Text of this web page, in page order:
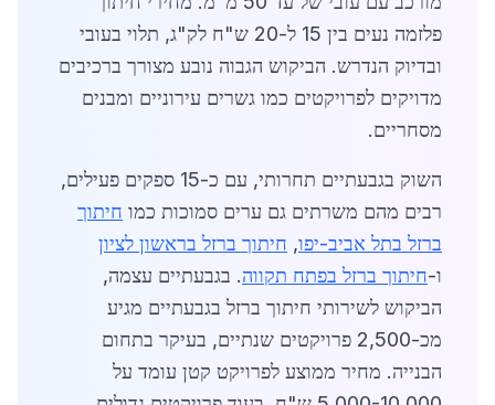
פלזמה נעים בין 15 ל-20 ש"ח לק"ג, תלוי בעובי
ובדיוק הנדרש. הביקוש הגבוה נובע מצורך ברכיבים
מדויקים לפרויקטים כמו גשרים עירוניים ומבנים
מסחריים.
השוק בגבעתיים תחרותי, עם כ-15 ספקים פעילים,
רבים מהם משרתים גם ערים סמוכות כמו חיתוך
ברזל בתל אביב-יפו, חיתוך ברזל בראשון לציון
ו-חיתוך ברזל בפתח תקווה. בגבעתיים עצמה,
הביקוש לשירותי חיתוך ברזל בגבעתיים מגיע
מכ-2,500 פרויקטים שנתיים, בעיקר בתחום
הבנייה. מחיר ממוצע לפרויקט קטן עומד על